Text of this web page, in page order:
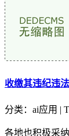
收缴其违纪违
分类：ai应用 |
各地也积极采